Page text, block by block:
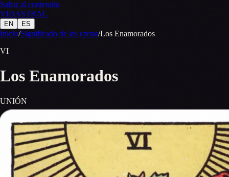
Saltar al contenido
VIDASTRAL
EN ES
Inicio/Significado de las cartas/Los Enamorados
VI
Los Enamorados
UNIÓN